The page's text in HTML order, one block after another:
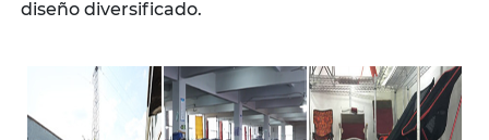
diseño diversificado.